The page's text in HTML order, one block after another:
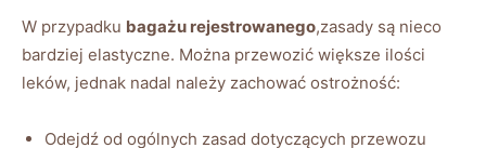
W przypadku bagażu rejestrowanego,zasady są nieco
bardziej elastyczne. Można przewozić większe ilości
leków, jednak nadal należy zachować ostrożność:
Odejdź od ogólnych zasad dotyczących przewozu